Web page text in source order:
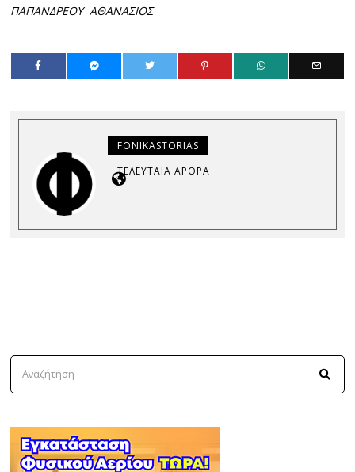
ΠΑΠΑΝΔΡΕΟΥ ΑΘΑΝΑΣΙΟΣ
FONIKASTORIAS
ΤΕΛΕΥΤΑΊΑ ΆΡΘΡΑ